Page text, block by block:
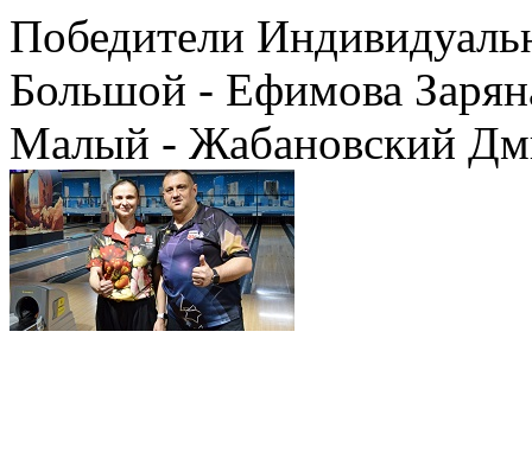
Победители
Большой - Ефимова
Малый - Жабановский